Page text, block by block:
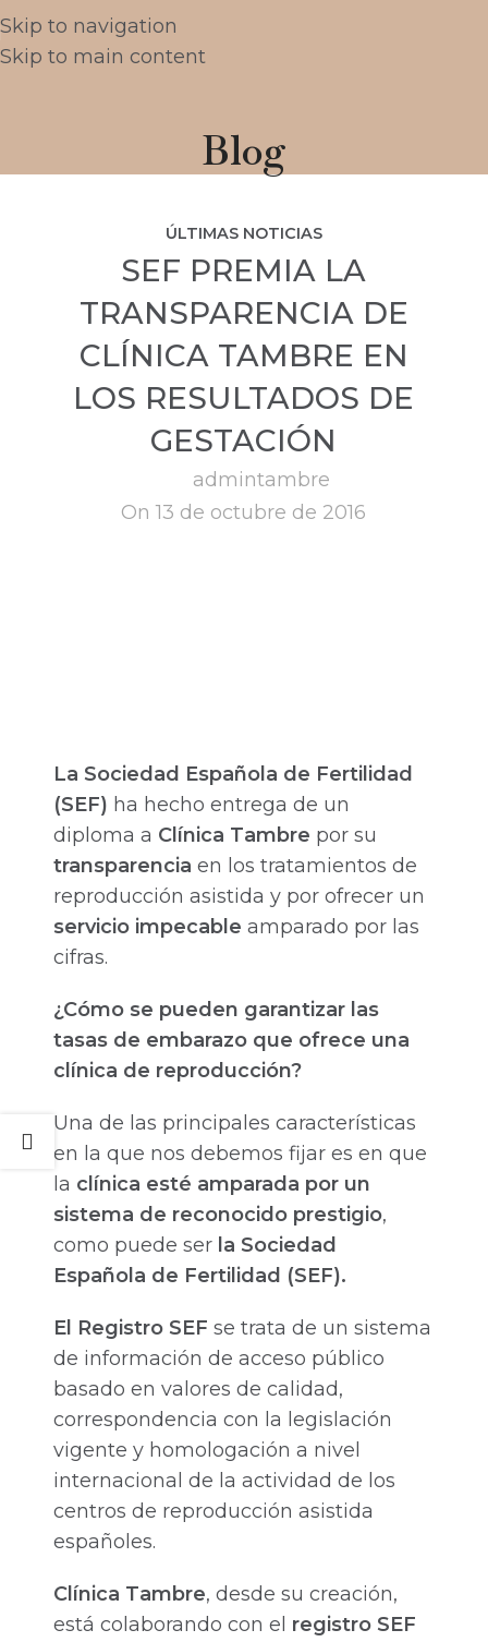
Skip to navigation
Skip to main content
Blog
ÚLTIMAS NOTICIAS
SEF PREMIA LA
TRANSPARENCIA DE
CLÍNICA TAMBRE EN
LOS RESULTADOS DE
GESTACIÓN
admintambre
On 13 de octubre de 2016
La Sociedad Española de Fertilidad
(SEF) ha hecho entrega de un
diploma a C línica Tambre por su
transparencia en los tratamientos de
reproducción asistida y por ofrecer un
servicio impecable amparado por las
cifras.
¿Cómo se pueden garantizar las
tasas de embarazo que ofrece una
clínica de reproducción?
Una de las principales características
en la que nos debemos fijar es en que
la clínica esté amparada por un
sistema de reconocido prestigio,
como puede ser la Sociedad
Española de Fertilidad (SEF).
El Registro SEF se trata de un sistema
de información de acceso público
basado en valores de calidad,
correspondencia con la legislación
vigente y homologación a nivel
internacional de la actividad de los
centros de reproducción asistida
españoles.
Clínica Tambre, desde su creación,
está colaborando con el registro SEF